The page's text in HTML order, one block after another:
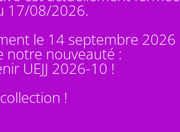
17/08/2026.
le 14 septembre 2026
notre nouveauté :
UEJJ 2026-10 !
!